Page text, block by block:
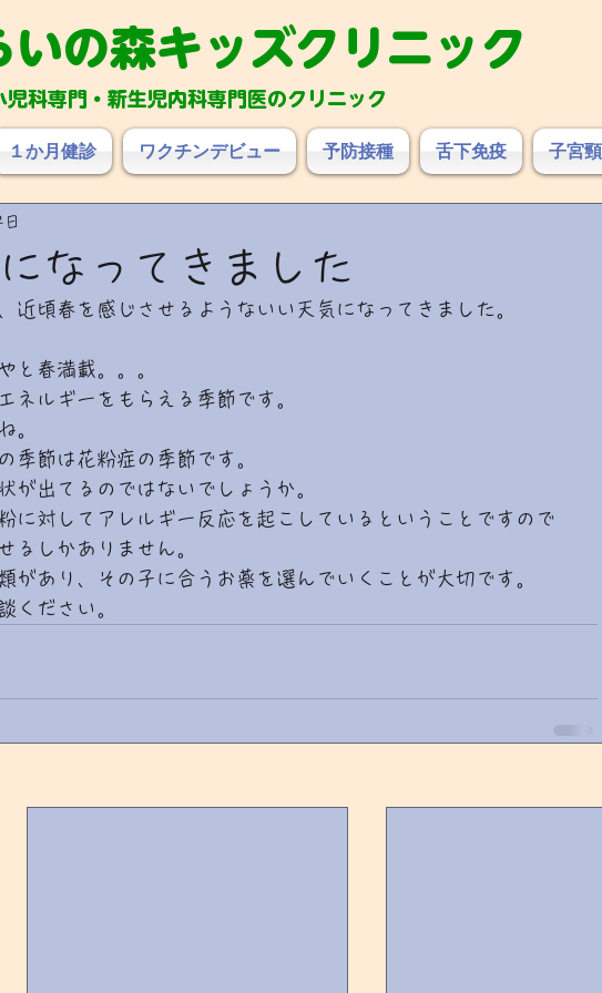
いの森キッズクリニック
児科専門・新生児内科専門医のクリニック
１か月健診 ワクチンデビュー 予防接種 舌下免疫 子宮
なってきました
近頃春を感じさせるようないい天気になってきました。
と春満載。。。
ネルギーをもらえる季節です。
。
季節は花粉症の季節です。
が出てるのではないでしょうか。
に対してアレルギー反応を起こしているということですので
るしかありません。
があり、その子に合うお薬を選んでいくことが大切です。
ください。